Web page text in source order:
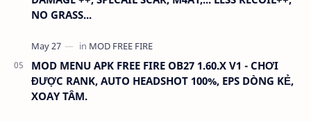
NO GRASS...
MOD MENU APK FREE FIRE OB27 1.60.X V1 - CHƠI
ĐƯỢC RANK, AUTO HEADSHOT 100%, EPS DÒNG KẺ,
XOAY TÂM.